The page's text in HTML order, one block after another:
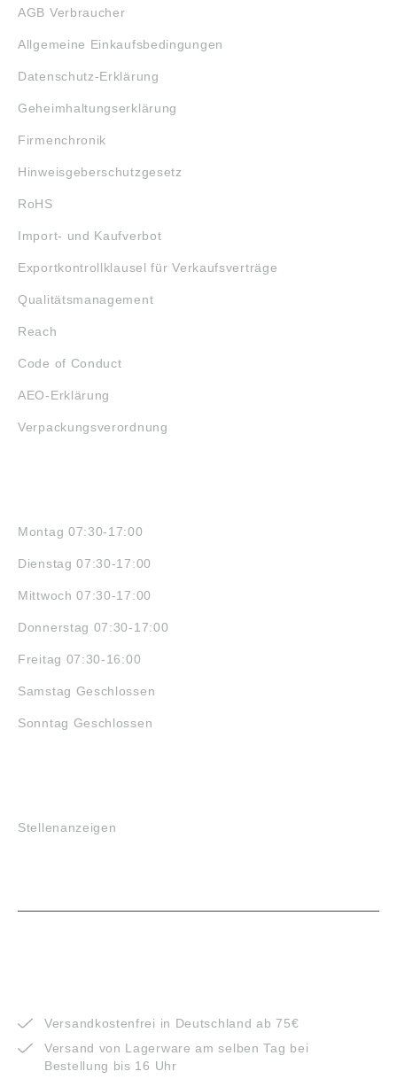
AGB Verbraucher
Allgemeine Einkaufsbedingungen
Datenschutz-Erklärung
Geheimhaltungserklärung
Firmenchronik
Hinweisgeberschutzgesetz
RoHS
Import- und Kaufverbot
Exportkontrollklausel für Verkaufsverträge
Qualitätsmanagement
Reach
Code of Conduct
AEO-Erklärung
Verpackungsverordnung
Montag 07:30-17:00
Dienstag 07:30-17:00
Mittwoch 07:30-17:00
Donnerstag 07:30-17:00
Freitag 07:30-16:00
Samstag Geschlossen
Sonntag Geschlossen
Stellenanzeigen
Versandkostenfrei in Deutschland ab 75€
Versand von Lagerware am selben Tag bei
Bestellung bis 16 Uhr